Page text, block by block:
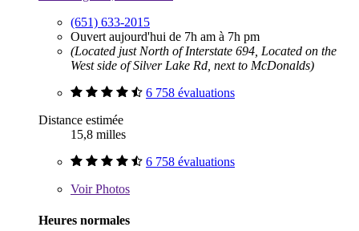
(651) 633-2015
Ouvert aujourd'hui de 7h am à 7h pm
(Located just North of Interstate 694, Located on the
West side of Silver Lake Rd, next to McDonalds)
6 758 évaluations
Distance estimée
15,8 milles
6 758 évaluations
VoirPhotos
Heures normales